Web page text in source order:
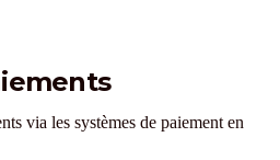
via les systèmes de paiement en